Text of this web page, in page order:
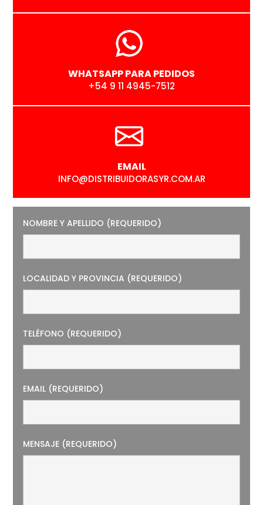
WHATSAPP PARA PEDIDOS
+54 9 11 4945-7512
EMAIL
INFO@DISTRIBUIDORASYR.COM.AR
NOMBRE Y APELLIDO (REQUERIDO)
LOCALIDAD Y PROVINCIA (REQUERIDO)
TELÉFONO (REQUERIDO)
EMAIL (REQUERIDO)
MENSAJE (REQUERIDO)